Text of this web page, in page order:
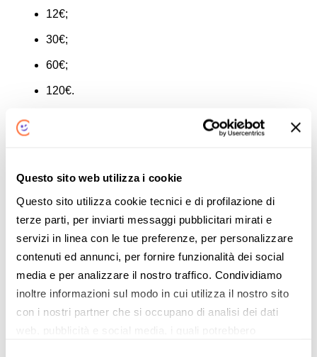
Questo sito web utilizza i cookie
Questo sito utilizza cookie tecnici e di profilazione di
terze parti, per inviarti messaggi pubblicitari mirati e
servizi in linea con le tue preferenze, per personalizzare
contenuti ed annunci, per fornire funzionalità dei social
media e per analizzare il nostro traffico. Condividiamo
inoltre informazioni sul modo in cui utilizza il nostro sito
con i nostri partner che si occupano di analisi dei dati
web, pubblicità e social media, i quali potrebbero
12€;
30€;
60€;
120€.
In alternativa
è possibile attivare l’autorinnovo
erogata 48 prima della scadenza dell’offerta).
Come parlare con un operatore Ehiweb
Mobile
Per contattare l’assistenza Ehimobile è sufficiente
comporre il numero verde 800 911 171, attivodal lunedi al
venerdi, dalle ore 9 alle 19.
In alternativa è possibile lasciare un messaggio privato